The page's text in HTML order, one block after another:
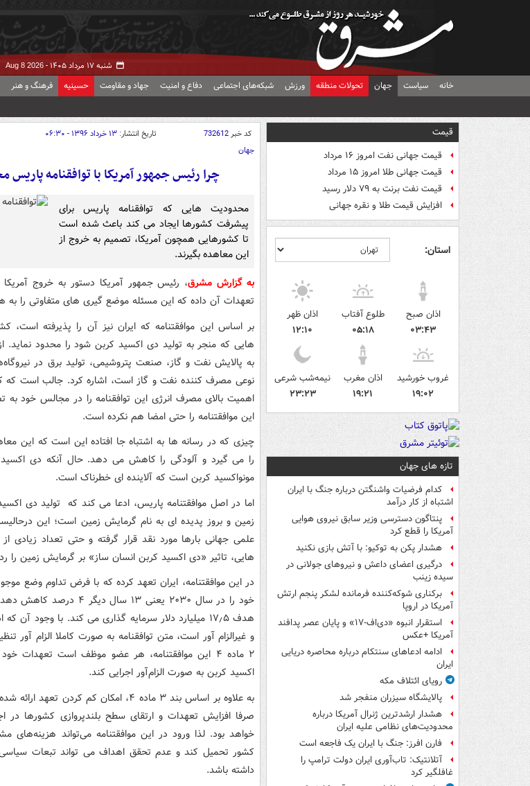
شنبه ۱۷ مرداد ۱۴۰۵ - Aug 8 2026
خانه سیاست جهان تحولات منطقه ورزش شبکه‌های اجتماعی دفاع و امنیت جهاد و مقاومت حسینیه فرهنگ و هنر
قیمت
قیمت جهانی نفت امروز ۱۶ مرداد
قیمت جهانی طلا امروز ۱۵ مرداد
قیمت نفت برنت به ۷۹ دلار رسید
افزایش قیمت طلا و نقره جهانی
استان:
اذان صبح
۰۳:۴۳
طلوع آفتاب
۰۵:۱۸
اذان ظهر
۱۲:۱۰
غروب خورشید
۱۹:۰۲
اذان مغرب
۱۹:۲۱
نیمه‌شب شرعی
۲۳:۲۳
تازه های جهان
کدام فرضیات واشنگتن درباره جنگ با ایران
اشتباه از کار درآمد
پنتاگون دسترسی وزیر سابق نیروی هوایی
آمریکا را قطع کرد
هشدار پکن به توکیو: با آتش بازی نکنید
درگیری اعضای داعش و نیروهای جولانی در
سیده زینب
برکناری شوکه‌کننده فرمانده لشکر پنجم ارتش
آمریکا در اروپا
استقرار انبوه «دی‌اف‑۱۷» و پایان عصر پدافند
آمریکا +عکس
ادامه ادعاهای سنتکام درباره محاصره دریایی
ایران
رویای ائتلاف مکه
پالایشگاه سیزران منفجر شد
هشدار ارشدترین ژنرال آمریکا درباره
محدودیت‌های نظامی علیه ایران
فارن افرز: جنگ با ایران یک فاجعه است
آتلانتیک: تاب‌آوری ایران دولت ترامپ را
غافلگیر کرد
کد خبر732612 تاریخ انتشار: ۱۳ خرداد ۱۳۹۶ - ۰۶:۳۰
جهان
چرا رئیس جمهور آمریکا با توافقنامه
محدودیت هایی که توافقنامه پاریس برای
پیشرفت کشورها ایجاد می کند باعث شده است
تا کشورهایی همچون آمریکا، تصمیم به خروج از
این معاهده بگیرند.
به گزارش مشرق، رئیس جمهور آمریکا دستور به خروج
تعهدات آن داده که این مسئله موضع گیری های متفاوتی را به
بر اساس این موافقتنامه که ایران نیز آن را پذیرفته است،
هایی که منجر به تولید دی اکسید کربن شود را محدود نماید.
به پالایش نفت و گاز، صنعت پتروشیمی، تولید برق در
نوعی مصرف کننده نفت و گاز است، اشاره کرد. جالب است که
اهمیت بالای مصرف انرژی این توافقنامه را در مجالس خود به
این موافقتنامه را حتی امضا هم نکرده است.
چیزی که در رسانه ها به اشتباه جا افتاده این است که این
را می گیرد و آلودگی را کاهش می دهد. حال آنکه دی اکسید
مونواکسید کربن است که آلاینده ای خطرناک است.
اما در اصل موافقتنامه پاریس، ادعا می کند که تولید دی
زمین و بروز پدیده ای به نام گرمایش زمین است؛ این
علمی جهانی بارها مورد نقد قرار گرفته و حتی تعداد زیادی از
هایی، تاثیر «دی اکسید کربن انسان ساز» بر گرمایش زمین را
در این موافقتنامه، ایران تعهد کرده که با فرض تداوم وضع
خود را در سال ۲۰۳۰ یعنی ۱۳
هدف ۱۷٫۵ میلیارد دلار سرمایه گذاری می کند. با وجود
و غیرالزام آور است، متن توافقنامه به صورت کاملا الزام آور
۲ ماده ۴ این موافقتنامه، هر عضو موظف است تعهدات
اکسید کربن به صورت الزام‌آور اجرایی کند.
به علاوه بر اساس بند ۳ ماده ۴، امکان کم
صرفا افزایش تعهدات و ارتقای سطح بلندپروازی کشورها در
خواهد بود. لذا ورود در این موافقتنامه می‌تواند هزینه‌های
کشور تحمیل کند و عدم تحقق اهداف می تواند تبعات
داشته باشد.